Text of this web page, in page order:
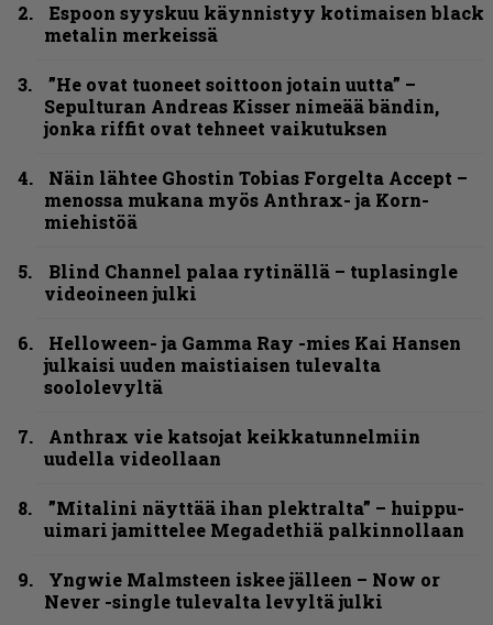
Espoon syyskuu käynnistyy kotimaisen black
metalin merkeissä
”He ovat tuoneet soittoon jotain uutta” –
Sepulturan Andreas Kisser nimeää bändin,
jonka riffit ovat tehneet vaikutuksen
Näin lähtee Ghostin Tobias Forgelta Accept –
menossa mukana myös Anthrax- ja Korn-
miehistöä
Blind Channel palaa rytinällä – tuplasingle
videoineen julki
Helloween- ja Gamma Ray -mies Kai Hansen
julkaisi uuden maistiaisen tulevalta
soololevyltä
Anthrax vie katsojat keikkatunnelmiin
uudella videollaan
”Mitalini näyttää ihan plektralta” – huippu-
uimari jamittelee Megadethiä palkinnollaan
Yngwie Malmsteen iskee jälleen – Now or
Never -single tulevalta levyltä julki